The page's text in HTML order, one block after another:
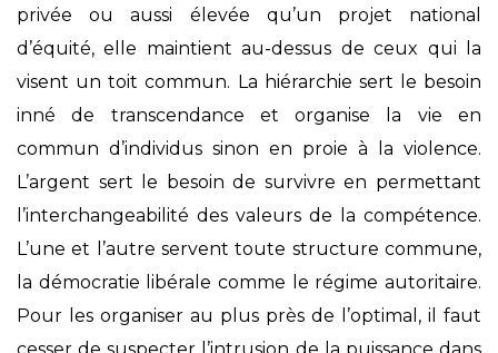
privée ou aussi élevée qu’un projet national
d’équité, elle maintient au-dessus de ceux qui la
visent un toit commun. La hiérarchie sert le besoin
inné de transcendance et organise la vie en
commun d’individus sinon en proie à la violence.
L’argent sert le besoin de survivre en permettant
l’interchangeabilité des valeurs de la compétence.
L’une et l’autre servent toute structure commune,
la démocratie libérale comme le régime autoritaire.
Pour les organiser au plus près de l’optimal, il faut